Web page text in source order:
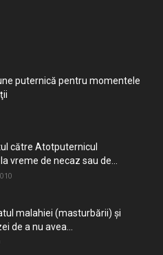
puternică pentru momentele
către Atotputernicul
vreme de necaz sau de...
malahiei (masturbării) şi
de a nu avea...